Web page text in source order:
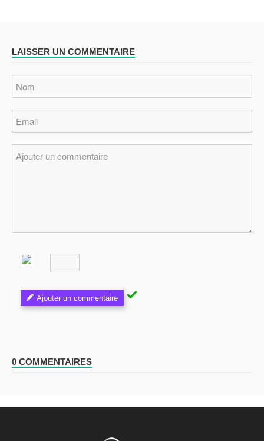
LAISSER UN COMMENTAIRE
Ajouter un commentaire
0 COMMENTAIRES